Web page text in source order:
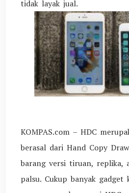
tidak layak jual.
KOMPAS.com – HDC
berasal dari Hand Copy
barang versi tiruan, replika,
palsu. Cukup banyak gadget